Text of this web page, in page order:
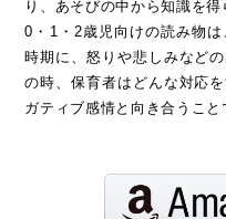
り、あそびの中から知識を得
0・1・2歳児向けの読み物
時期に、怒りや悲しみなど
の時、保育者はどんな対応
ガティブ感情と向き合うこと